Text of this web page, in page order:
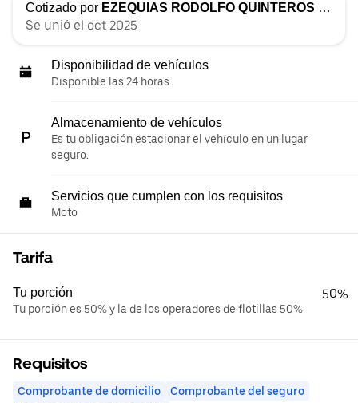
Cotizado por EZEQUIAS RODOLFO QUINTEROS TACCONI
Se unió el oct 2025
Disponibilidad de vehículos
Disponible las 24 horas
Almacenamiento de vehículos
Es tu obligación estacionar el vehículo en un lugar
seguro.
Servicios que cumplen con los requisitos
Moto
Tarifa
Tu porción
Tu porción es 50% y la de los operadores de flotillas 50%
50%
Requisitos
Comprobante de domicilio
Comprobante del seguro